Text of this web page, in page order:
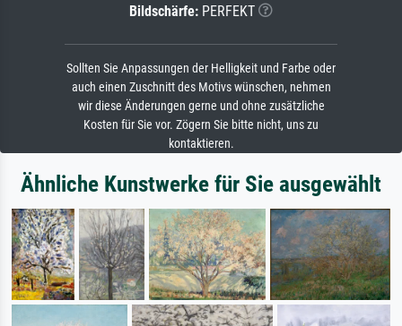
Bildschärfe: PERFEKT
Sollten Sie Anpassungen der Helligkeit und Farbe oder
auch einen Zuschnitt des Motivs wünschen, nehmen
wir diese Änderungen gerne und ohne zusätzliche
Kosten für Sie vor. Zögern Sie bitte nicht, uns zu
kontaktieren.
Ähnliche Kunstwerke für Sie ausgewählt